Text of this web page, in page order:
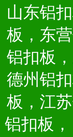
山东铝
板，东
铝扣板
德州铝
板，江
铝扣板，